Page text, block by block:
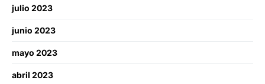
julio 2023
junio 2023
mayo 2023
abril 2023